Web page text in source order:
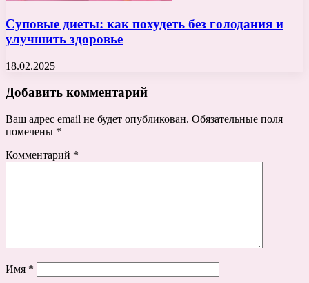
Суповые диеты: как похудеть без голодания и
улучшить здоровье
18.02.2025
Добавить комментарий
Ваш адрес email не будет опубликован. Обязательные поля
помечены *
Комментарий *
Имя *